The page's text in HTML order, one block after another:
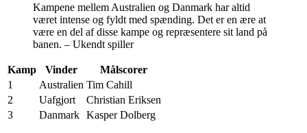
Kampene mellem Australien og Danmark har altid
været intense og fyldt med spænding. Det er en ære at
være en del af disse kampe og repræsentere sit land på
banen. – Ukendt spiller
Kamp Vinder
Målscorer
1
Australien Tim Cahill
2
Uafgjort
Christian Eriksen
3
Danmark Kasper Dolberg